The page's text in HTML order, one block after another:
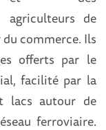
agriculteurs de
commerce. Ils
offerts par le
facilité par la
lacs autour de
ferroviaire.